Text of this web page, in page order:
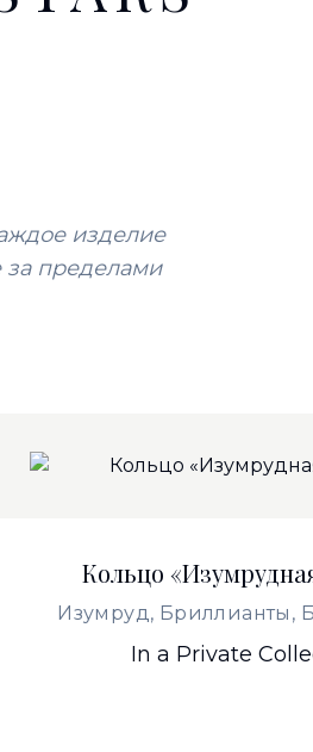
изделие
за пределами
Кольцо
Изумруд, Бриллианты,
In a Private